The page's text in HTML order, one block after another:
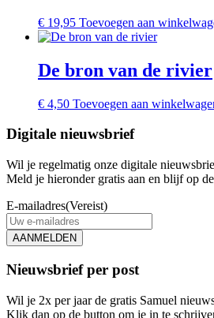
€ 19,95 Toevoegen aan
De bron van de rivier
€ 4,50 Toevoegen aan
Digitale nieuwsbrief
Wil je regelmatig onze digitale
Meld je hieronder gratis aan en blijf op
E-mailadres(Vereist)
AANMELDEN
Nieuwsbrief per post
Wil je 2x per jaar de gratis Samuel
Klik dan op de button om je in te